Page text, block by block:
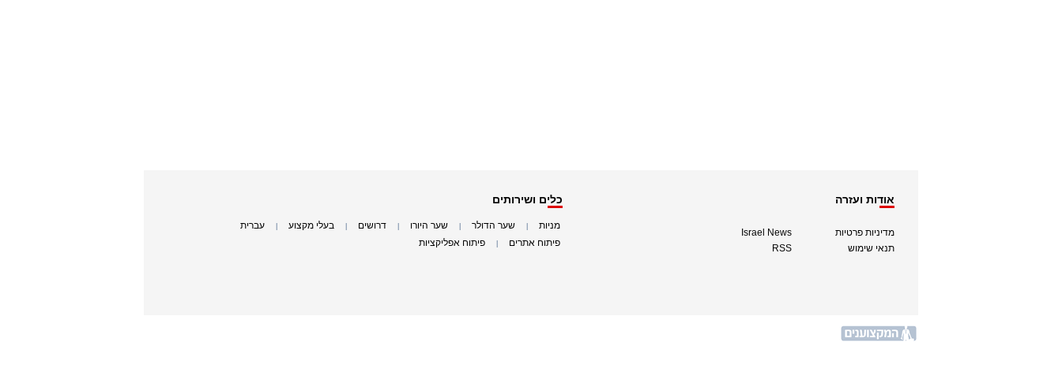
אודות ועזרה
מדיניות פרטיות
תנאי שימוש
Israel News
RSS
כלים ושירותים
מניות שער הדולר שער היורו דרושים בעלי מקצוע עברית
פיתוח אתרים פיתוח אפליקציות